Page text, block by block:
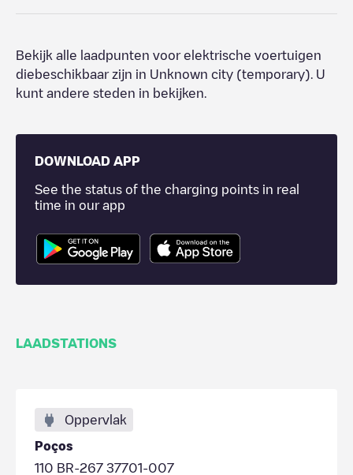
Bekijk alle laadpunten voor elektrische voertuigen
diebeschikbaar zijn in Unknown city (temporary) . U
kunt andere steden in bekijken.
DOWNLOAD APP
See the status of the charging points in real
time in our app
LAADSTATIONS
Oppervlak
Poços
110 BR-267 37701-007